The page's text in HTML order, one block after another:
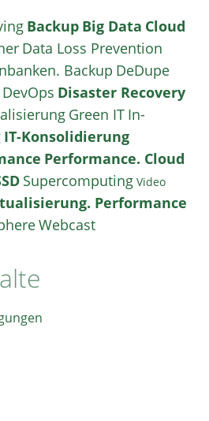
Backup Big Data Cloud
Data Loss Prevention
Backup DeDupe
DevOps Disaster Recovery
Green IT In-
IT-Konsolidierung
Performance. Cloud
Supercomputing Video
Performance
Webcast